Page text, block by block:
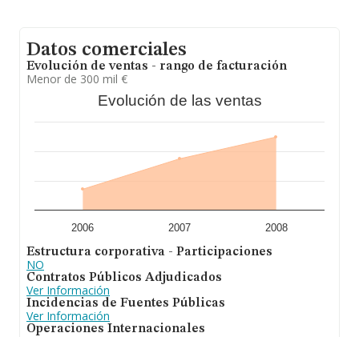
Datos comerciales
Evolución de ventas - rango de facturación
Menor de 300 mil €
Evolución de las ventas
2006 2007 2008
Estructura corporativa - Participaciones
NO
Contratos Públicos Adjudicados
Ver Información
Incidencias de Fuentes Públicas
Ver Información
Operaciones Internacionales